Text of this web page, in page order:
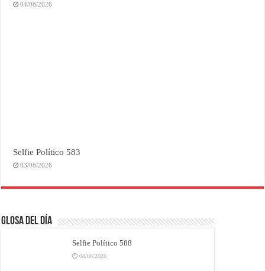
04/08/2026
Selfie Político 583
03/08/2026
Glosa del Día
Selfie Político 588
08/08/2026